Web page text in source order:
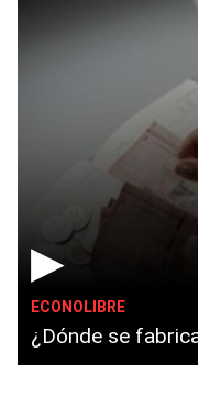
▶
ECONOLIBRE
¿Dónde se